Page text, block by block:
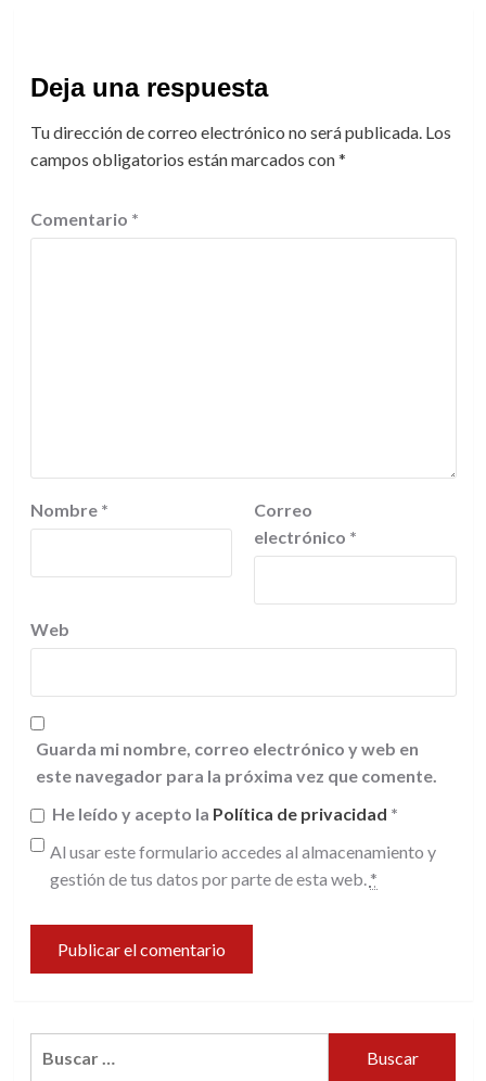
Deja una respuesta
Tu dirección de correo electrónico no será publicada. Los
campos obligatorios están marcados con*
Comentario *
Nombre *
Correo
electrónico *
Web
Guarda mi nombre, correo electrónico y web en
este navegador para la próxima vez que comente.
He leído y acepto la Política de privacidad *
Al usar este formulario accedes al almacenamiento y
gestión de tus datos por parte de esta web. *